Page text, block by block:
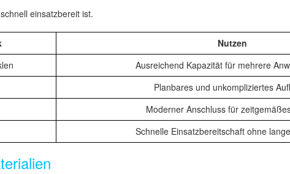
einsatzbereit ist.
Nutzen
Ausreichend Kapazität für mehrere
Planbares und unkompliziertes
Moderner Anschluss für
Schnelle Einsatzbereitschaft ohne